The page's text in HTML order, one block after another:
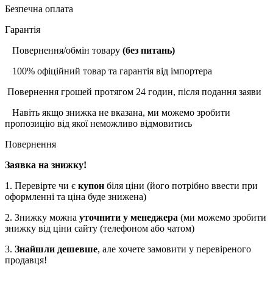
Безпечна оплата
Гарантія
Повернення/обмін товару (без питань)
100% офіційний товар та гарантія від імпортера
Повернення грошей протягом 24 годин, після подання заяви
Навіть якщо знижка не вказана, ми можемо зробити
пропозицію від якої неможливо відмовитись
Повернення
Заявка на знижку!
1. Перевірте чи є купон біля ціни (його потрібно ввести при
оформленні та ціна буде знижена)
2. Знижку можна уточнити у менеджера (ми можемо зробити
знижку від ціни сайту (телефоном або чатом)
3. Знайшли дешевше, але хочете замовити у перевіреного
продавця!